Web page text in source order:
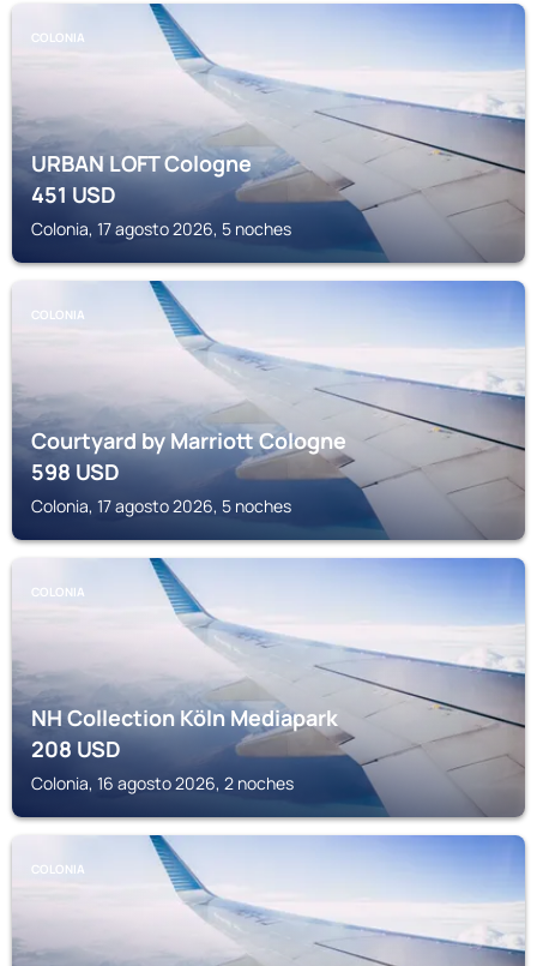
COLONIA
URBAN LOFT Cologne
451USD
Colonia, 17 agosto 2026, 5 noches
COLONIA
Courtyard by Marriott Cologne
598USD
Colonia, 17 agosto 2026, 5 noches
COLONIA
NH Collection Köln Mediapark
208USD
Colonia, 16 agosto 2026, 2 noches
COLONIA